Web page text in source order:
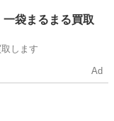
一袋まるまる買取
します
Ad